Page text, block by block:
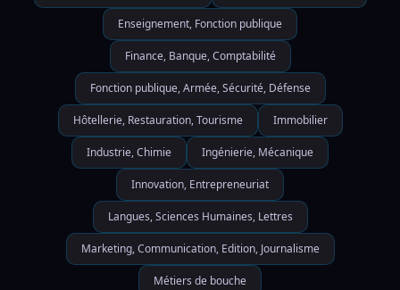
Enseignement, Fonction publique
Finance, Banque, Comptabilité
Fonction publique, Armée, Sécurité, Défense
Hôtellerie, Restauration, Tourisme Immobilier
Industrie, Chimie Ingénierie, Mécanique
Innovation, Entrepreneuriat
Langues, Sciences Humaines, Lettres
Marketing, Communication, Edition, Journalisme
Métiers de bouche